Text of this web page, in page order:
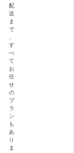
配
送
ま
で
す
べ
て
お
任
せ
の
プ
ラ
ン
も
あ
り
ま